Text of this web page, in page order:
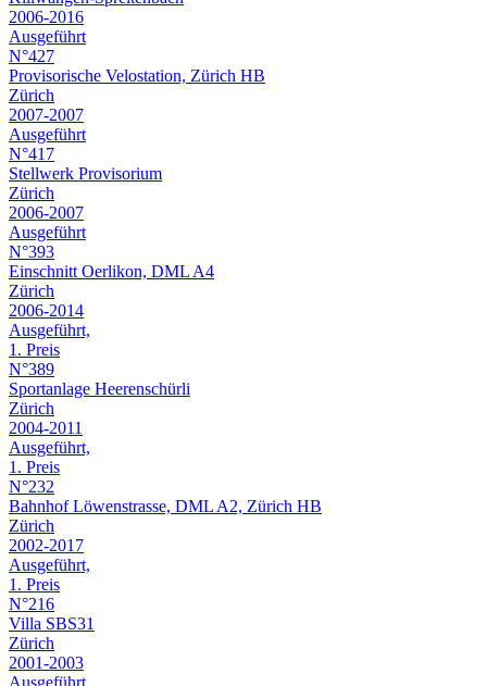
2006-2016
Ausgeführt
N°427
Provisorische Velostation, Zürich HB
Zürich
2007-2007
Ausgeführt
N°417
Stellwerk Provisorium
Zürich
2006-2007
Ausgeführt
N°393
Einschnitt Oerlikon, DML A4
Zürich
2006-2014
Ausgeführt,
1. Preis
N°389
Sportanlage Heerenschürli
Zürich
2004-2011
Ausgeführt,
1. Preis
N°232
Bahnhof Löwenstrasse, DML A2, Zürich HB
Zürich
2002-2017
Ausgeführt,
1. Preis
N°216
Villa SBS31
Zürich
2001-2003
Ausgeführt